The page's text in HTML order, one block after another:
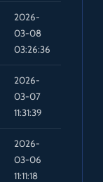
2026-
03-08
03:26:36
2026-
03-07
11:31:39
2026-
03-06
11:11:18